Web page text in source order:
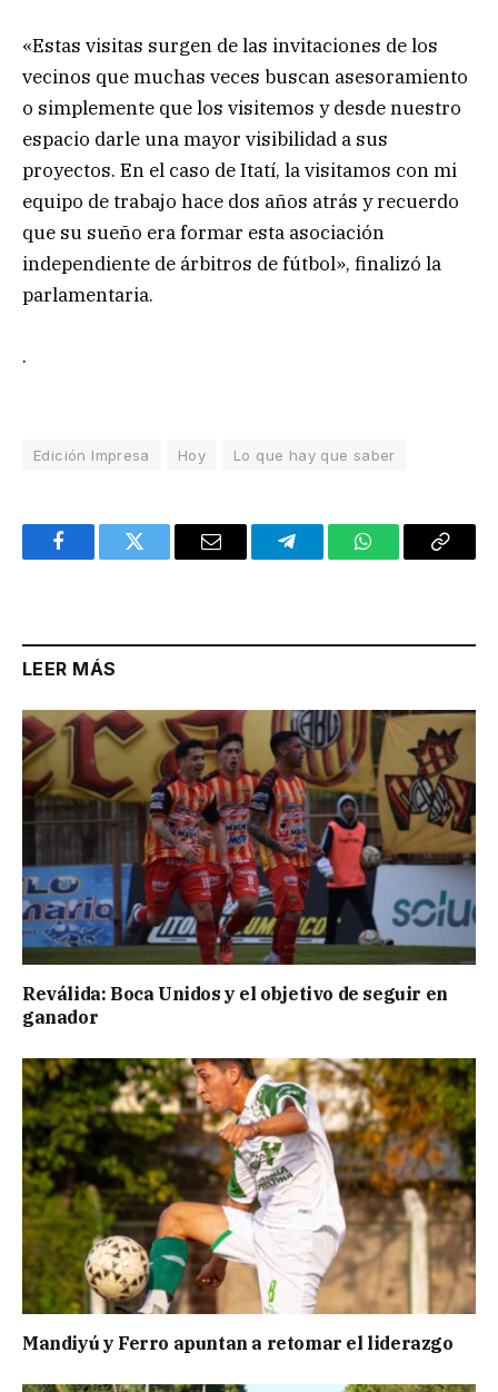
«Estas visitas surgen de las invitaciones de los
vecinos que muchas veces buscan asesoramiento
o simplemente que los visitemos y desde nuestro
espacio darle una mayor visibilidad a sus
proyectos. En el caso de Itatí, la visitamos con mi
equipo de trabajo hace dos años atrás y recuerdo
que su sueño era formar esta asociación
independiente de árbitros de fútbol», finalizó la
parlamentaria.
.
Edición Impresa Hoy Lo que hay que saber
FacebookTwitter Email TelegramWhatsAppCopy
LEER MÁS
Reválida: Boca Unidos y el objetivo de seguir en
ganador
Mandiyú y Ferro apuntan a retomar el liderazgo